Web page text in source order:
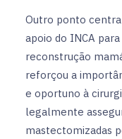
Outro ponto
apoio do INCA
reconstrução
reforçou a
e oportuno à
legalmente
mastectomizadas